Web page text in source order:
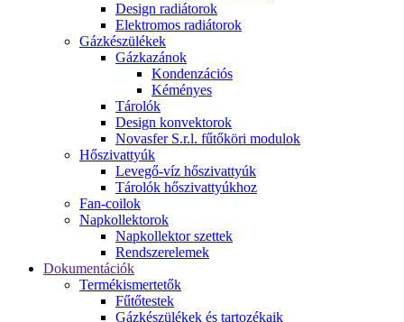
Design radiátorok
Elektromos radiátorok
Gázkészülékek
Gázkazánok
Kondenzációs
Kéményes
Tárolók
Design konvektorok
Novasfer S.r.l. fűtőköri modulok
Hőszivattyúk
Levegő-víz hőszivattyúk
Tárolók hőszivattyúkhoz
Fan-coilok
Napkollektorok
Napkollektor szettek
Rendszerelemek
Dokumentációk
Termékismertetők
Fűtőtestek
Gázkészülékek és tartozékaik